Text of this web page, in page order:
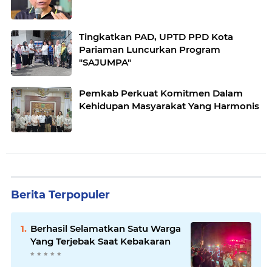
Tingkatkan PAD, UPTD PPD Kota
Pariaman Luncurkan Program
"SAJUMPA"
Pemkab Perkuat Komitmen Dalam
Kehidupan Masyarakat Yang Harmonis
Berita Terpopuler
Berhasil Selamatkan Satu Warga
Yang Terjebak Saat Kebakaran